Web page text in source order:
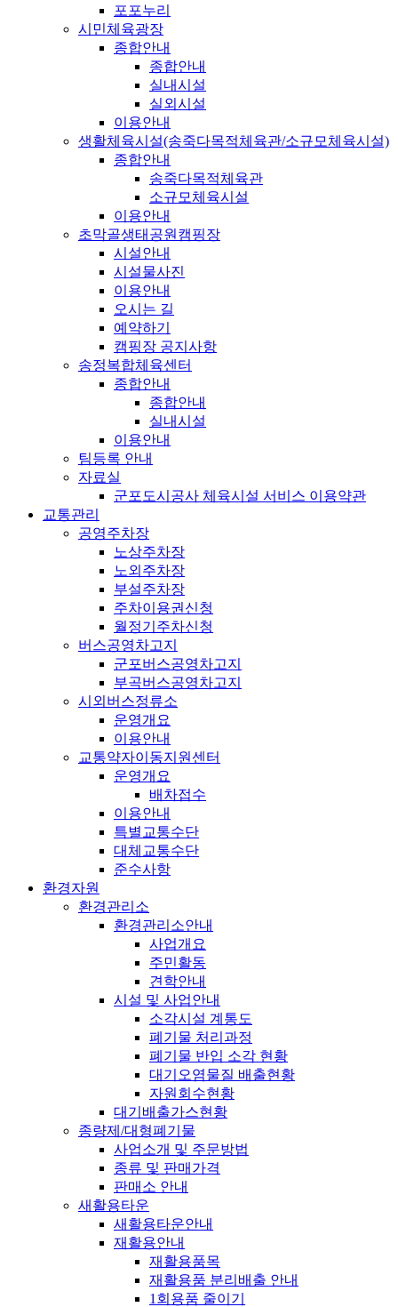
포포누리
시민체육광장
종합안내
종합안내
실내시설
실외시설
이용안내
생활체육시설(송죽다목적체육관/소규모체육시설)
종합안내
송죽다목적체육관
소규모체육시설
이용안내
초막골생태공원캠핑장
시설안내
시설물사진
이용안내
오시는 길
예약하기
캠핑장 공지사항
송정복합체육센터
종합안내
종합안내
실내시설
이용안내
팀등록 안내
자료실
군포도시공사 체육시설 서비스 이용약관
교통관리
공영주차장
노상주차장
노외주차장
부설주차장
주차이용권신청
월정기주차신청
버스공영차고지
군포버스공영차고지
부곡버스공영차고지
시외버스정류소
운영개요
이용안내
교통약자이동지원센터
운영개요
배차접수
이용안내
특별교통수단
대체교통수단
준수사항
환경자원
환경관리소
환경관리소안내
사업개요
주민활동
견학안내
시설 및 사업안내
소각시설 계통도
폐기물 처리과정
폐기물 반입 소각 현황
대기오염물질 배출현황
자원회수현황
대기배출가스현황
종량제/대형폐기물
사업소개 및 주문방법
종류 및 판매가격
판매소 안내
새활용타운
새활용타운안내
재활용안내
재활용품목
재활용품 분리배출 안내
1회용품 줄이기